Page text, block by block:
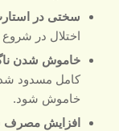
سختی در
اختلال در
خاموش شدن
کامل مسدود
خاموش شود.
افزایش